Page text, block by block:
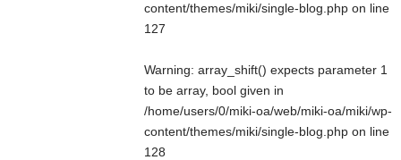
content/themes/miki/single-blog.php on line
127
Warning: array_shift() expects parameter 1
to be array, bool given in
/home/users/0/miki-oa/web/miki-oa/miki/wp-
content/themes/miki/single-blog.php on line
128